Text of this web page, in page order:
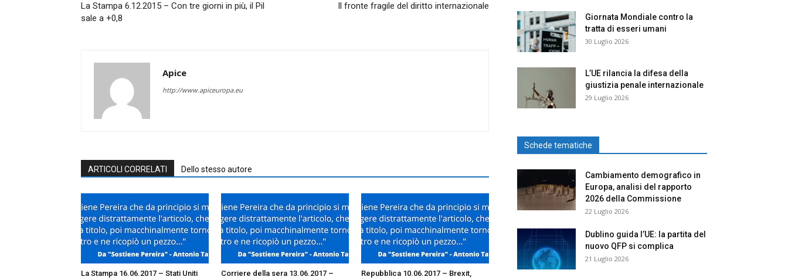
La Stampa 6.12.2015 – Con tre giorni in più, il Pil
sale a +0,8
Il fronte fragile del diritto internazionale
Apice
http://www.apiceuropa.eu
ARTICOLI CORRELATI Dello stesso autore
La Stampa 16.06.2017 – Stati Uniti
Corriere della sera 13.06.2017 –
Repubblica 10.06.2017 – Brexit,
Giornata Mondiale contro la
tratta di esseri umani
30 Luglio 2026
L’UE rilancia la difesa della
giustizia penale internazionale
29 Luglio 2026
Schede tematiche
Cambiamento demografico in
Europa, analisi del rapporto
2026 della Commissione
22 Luglio 2026
Dublino guida l’UE: la partita del
nuovo QFP si complica
21 Luglio 2026